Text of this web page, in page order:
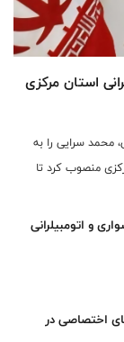
استان مرکزی
محمد سرایی را به
منصوب کرد تا
و اتومبیلرانی
اختصاصی در